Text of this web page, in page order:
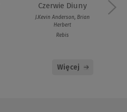
Czerwie Diuny
J.Kevin Anderson, Brian
Herbert
Rebis
Więcej